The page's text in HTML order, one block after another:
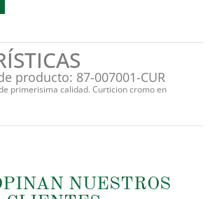
producto: 87-007001-CUR
primerisima calidad. Curticion cromo en
NUESTROS